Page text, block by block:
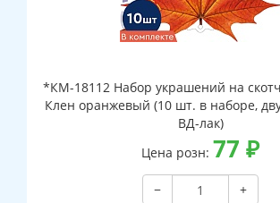
*КМ-18112 Набор украшений на
Клен оранжевый (10 шт. в наборе,
ВД-лак)
Цена розн: 77 ₽
−
+